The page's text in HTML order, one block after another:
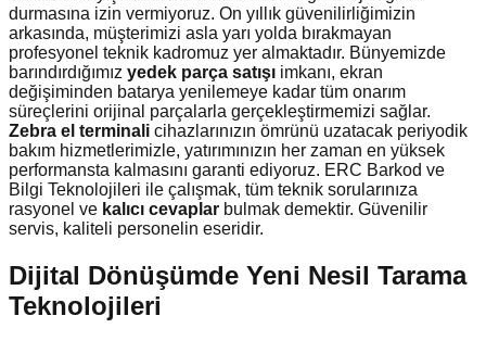
durmasına izin vermiyoruz. On yıllık güvenilirliğimizin
arkasında, müşterimizi asla yarı yolda bırakmayan
profesyonel teknik kadromuz yer almaktadır. Bünyemizde
barındırdığımız yedek parça satışı imkanı, ekran
değişiminden batarya yenilemeye kadar tüm onarım
süreçlerini orijinal parçalarla gerçekleştirmemizi sağlar.
Zebra el terminali cihazlarınızın ömrünü uzatacak periyodik
bakım hizmetlerimizle, yatırımınızın her zaman en yüksek
performansta kalmasını garanti ediyoruz. ERC Barkod ve
Bilgi Teknolojileri ile çalışmak, tüm teknik sorularınıza
rasyonel ve kalıcı cevaplar bulmak demektir. Güvenilir
servis, kaliteli personelin eseridir.
Dijital Dönüşümde Yeni Nesil Tarama
Teknolojileri